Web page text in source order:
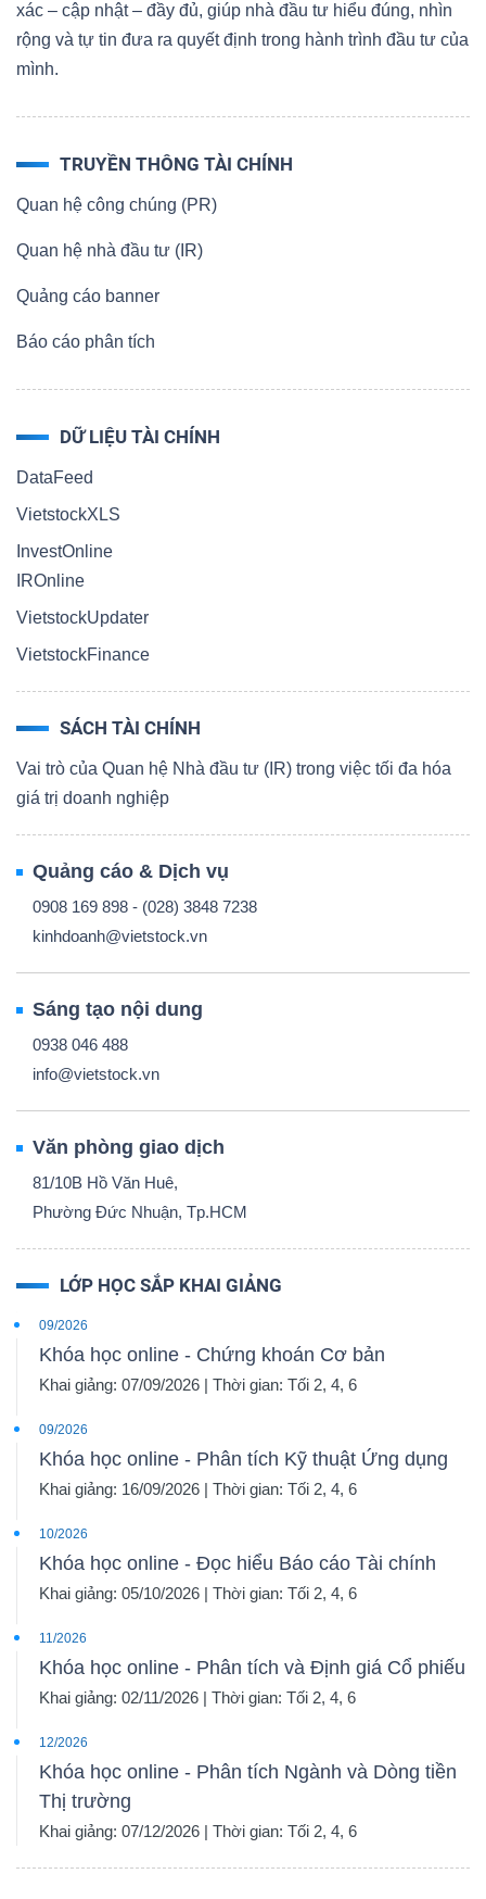
xác – cập nhật – đầy đủ, giúp nhà đầu tư hiểu đúng, nhìn
rộng và tự tin đưa ra quyết định trong hành trình đầu tư của
mình.
TRUYỀN THÔNG TÀI CHÍNH
Quan hệ công chúng (PR)
Quan hệ nhà đầu tư (IR)
Quảng cáo banner
Báo cáo phân tích
DỮ LIỆU TÀI CHÍNH
DataFeed
VietstockXLS
InvestOnline
IROnline
VietstockUpdater
VietstockFinance
SÁCH TÀI CHÍNH
Vai trò của Quan hệ Nhà đầu tư (IR) trong việc tối đa hóa
giá trị doanh nghiệp
Quảng cáo & Dịch vụ
0908 169 898 - (028) 3848 7238
kinhdoanh@vietstock.vn
Sáng tạo nội dung
0938 046 488
info@vietstock.vn
Văn phòng giao dịch
81/10B Hồ Văn Huê,
Phường Đức Nhuận, Tp.HCM
LỚP HỌC SẮP KHAI GIẢNG
09/2026
Khóa học online - Chứng khoán Cơ bản
Khai giảng: 07/09/2026 | Thời gian: Tối 2, 4, 6
09/2026
Khóa học online - Phân tích Kỹ thuật Ứng dụng
Khai giảng: 16/09/2026 | Thời gian: Tối 2, 4, 6
10/2026
Khóa học online - Đọc hiểu Báo cáo Tài chính
Khai giảng: 05/10/2026 | Thời gian: Tối 2, 4, 6
11/2026
Khóa học online - Phân tích và Định giá Cổ phiếu
Khai giảng: 02/11/2026 | Thời gian: Tối 2, 4, 6
12/2026
Khóa học online - Phân tích Ngành và Dòng tiền
Thị trường
Khai giảng: 07/12/2026 | Thời gian: Tối 2, 4, 6